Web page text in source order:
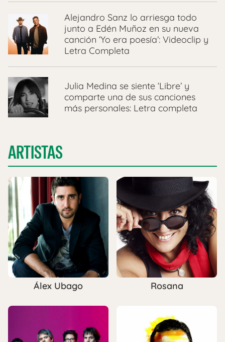
Alejandro Sanz lo arriesga todo
junto a Edén Muñoz en su nueva
canción ‘Yo era poesía’: Videoclip y
Letra Completa
Julia Medina se siente ‘Libre’ y
comparte una de sus canciones
más personales: Letra completa
ARTISTAS
Álex Ubago Rosana